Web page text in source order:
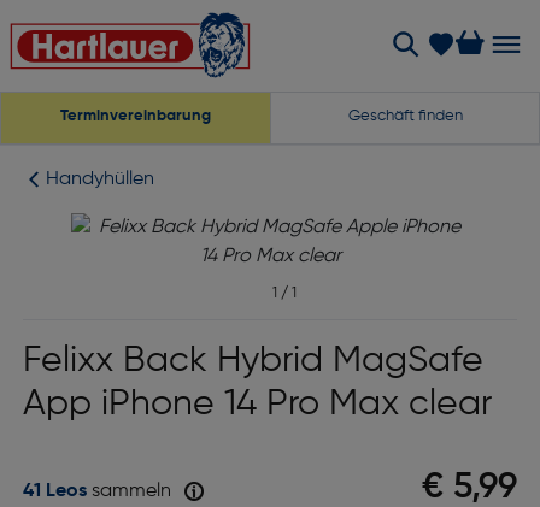
Terminvereinbarung Geschäft finden
Handyhüllen
1 / 1
Felixx Back Hybrid MagSafe
App iPhone 14 Pro Max clear
€ 5,99
41 Leossammeln